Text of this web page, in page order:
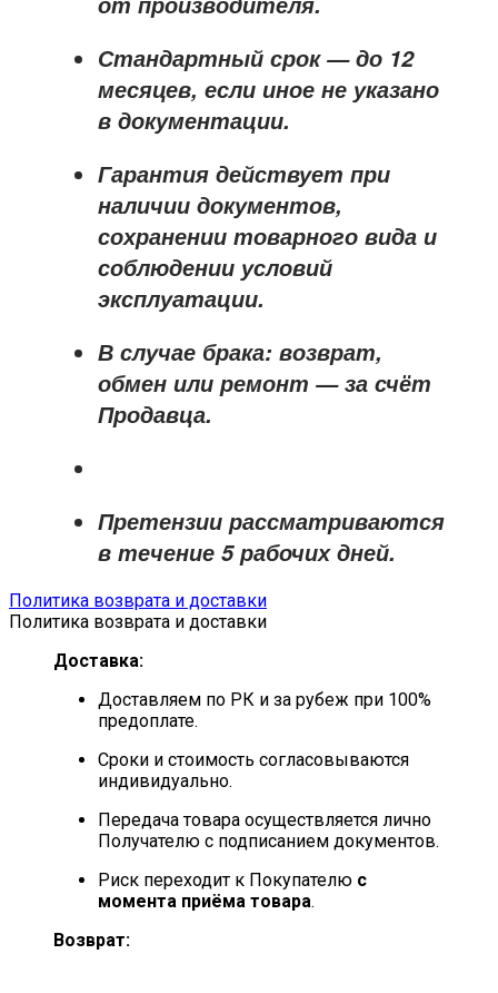
Стандартный срок — до 12
месяцев, если иное не указано
в документации.
Гарантия действует при
наличии документов,
сохранении товарного вида и
соблюдении условий
эксплуатации.
В случае брака: возврат,
обмен или ремонт —за счёт
Продавца.
Претензии рассматриваются
в течение 5 рабочих дней.
Политика возврата и доставки
Политика возврата и доставки
Доставка:
Доставляем по РК и за рубеж при 100%
предоплате.
Сроки и стоимость согласовываются
индивидуально.
Передача товара осуществляется лично
Получателю с подписанием документов.
Риск переходит к Покупателю с
момента приёма товара.
Возврат: